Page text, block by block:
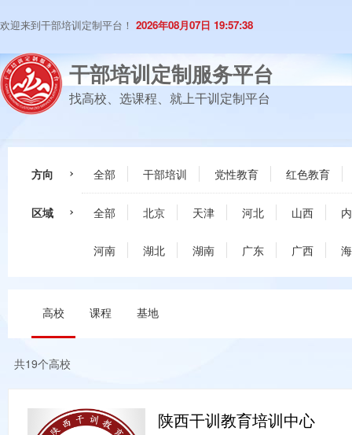
欢迎来到干部培训定制平台！ 2026年08月07日 19:57:39
干部培训定制服务平台
找高校、选课程、就上干训定制平台
方向 全部 干部培训 党性教育 红色教育
区域 全部 北京 天津 河北 山西
河南 湖北 湖南 广东 广西
高校 课程 基地
共19个高校
陕西干训教育培训中心